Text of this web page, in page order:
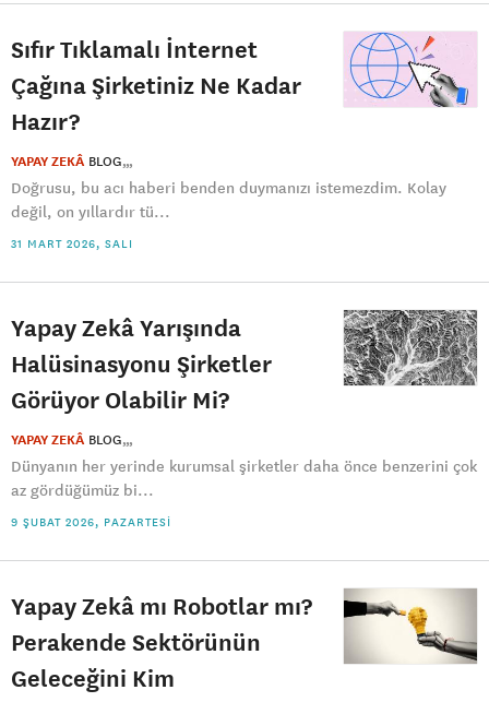
Sıfır Tıklamalı İnternet
Çağına Şirketiniz Ne Kadar
Hazır?
YAPAY ZEKÂ BLOG
Doğrusu, bu acı haberi benden duymanızı istemezdim. Kolay
değil, on yıllardır tü...
31 MART 2026, SALI
Yapay Zekâ Yarışında
Halüsinasyonu Şirketler
Görüyor Olabilir Mi?
YAPAY ZEKÂ BLOG
Dünyanın her yerinde kurumsal şirketler daha önce benzerini çok
az gördüğümüz bi...
9 ŞUBAT 2026, PAZARTESI
Yapay Zekâ mı Robotlar mı?
Perakende Sektörünün
Geleceğini Kim